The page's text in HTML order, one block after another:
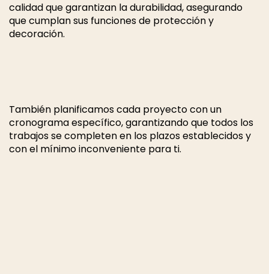
calidad que garantizan la durabilidad, asegurando
que cumplan sus funciones de protección y
decoración.
También planificamos cada proyecto con un
cronograma específico, garantizando que todos los
trabajos se completen en los plazos establecidos y
con el mínimo inconveniente para ti.